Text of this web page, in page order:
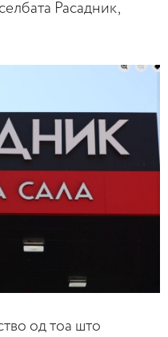
Расадник,
од тоа што